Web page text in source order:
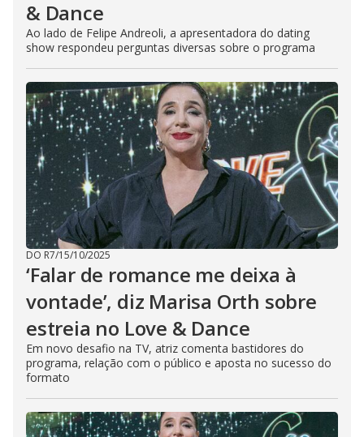
& Dance
Ao lado de Felipe Andreoli, a apresentadora do dating
show respondeu perguntas diversas sobre o programa
DO R7/15/10/2025
‘Falar de romance me deixa à
vontade’, diz Marisa Orth sobre
estreia no Love & Dance
Em novo desafio na TV, atriz comenta bastidores do
programa, relação com o público e aposta no sucesso do
formato